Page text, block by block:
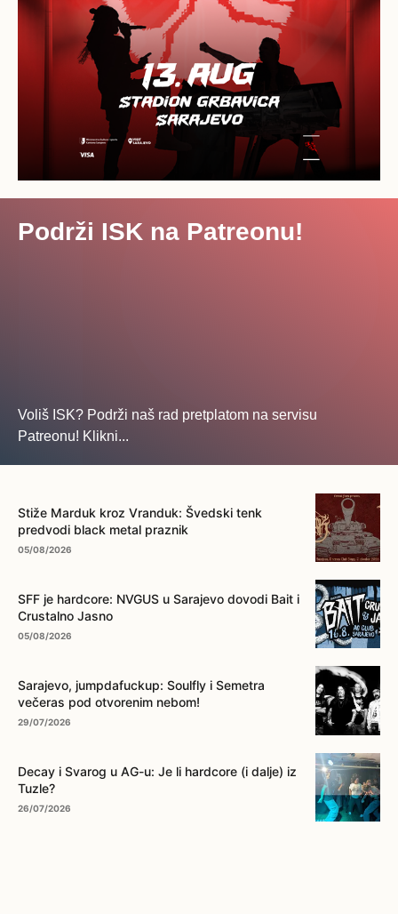
Podrži ISK na Patreonu!
Voliš ISK? Podrži naš rad pretplatom na servisu
Patreonu! Klikni...
Stiže Marduk kroz Vranduk: Švedski tenk
predvodi black metal praznik
05/08/2026
SFF je hardcore: NVGUS u Sarajevo dovodi Bait i
Crustalno Jasno
05/08/2026
Sarajevo, jumpdafuckup: Soulfly i Semetra
večeras pod otvorenim nebom!
29/07/2026
Decay i Svarog u AG-u: Je li hardcore (i dalje) iz
Tuzle?
26/07/2026